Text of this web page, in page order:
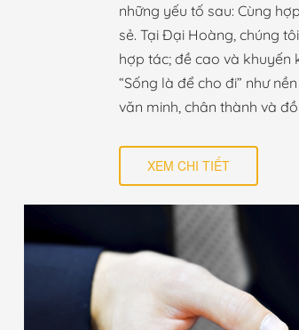
những yếu tố sau: Cùng
sẻ. Tại Đại Hoàng, chúng
hợp tác; đề cao và khuyến
“Sống là để cho đi” như
văn minh, chân thành và
XEM CHI TIẾT